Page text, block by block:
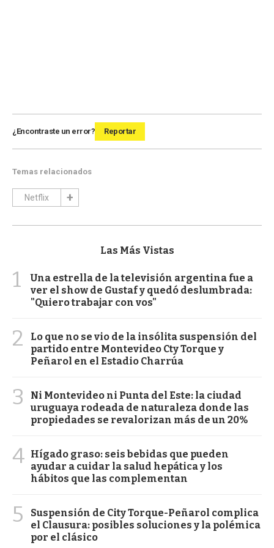
¿Encontraste un error? Reportar
Temas relacionados
Netflix
Las Más Vistas
1
Una estrella de la televisión argentina fue a
ver el show de Gustaf y quedó deslumbrada:
"Quiero trabajar con vos"
2
Lo que no se vio de la insólita suspensión del
partido entre Montevideo Cty Torque y
Peñarol en el Estadio Charrúa
3
Ni Montevideo ni Punta del Este: la ciudad
uruguaya rodeada de naturaleza donde las
propiedades se revalorizan más de un 20%
4 Hígado graso: seis bebidas que pueden
ayudar a cuidar la salud hepática y los
hábitos que las complementan
5
Suspensión de City Torque-Peñarol complica
el Clausura: posibles soluciones y la polémica
por el clásico